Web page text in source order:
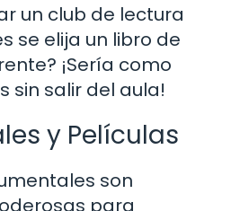
un club de lectura
se elija un libro de
¡Sería como
sin salir del aula!
y Películas
son
para